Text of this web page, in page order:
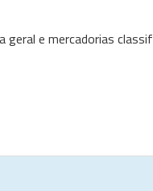
e mercadorias